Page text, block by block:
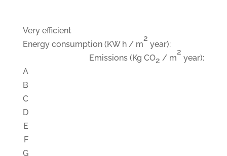
Very efficient
Energy consumption (KW h / m
2
year):
Emissions(Kg CO2 / m
2
year):
A
B
C
D
E
F
G